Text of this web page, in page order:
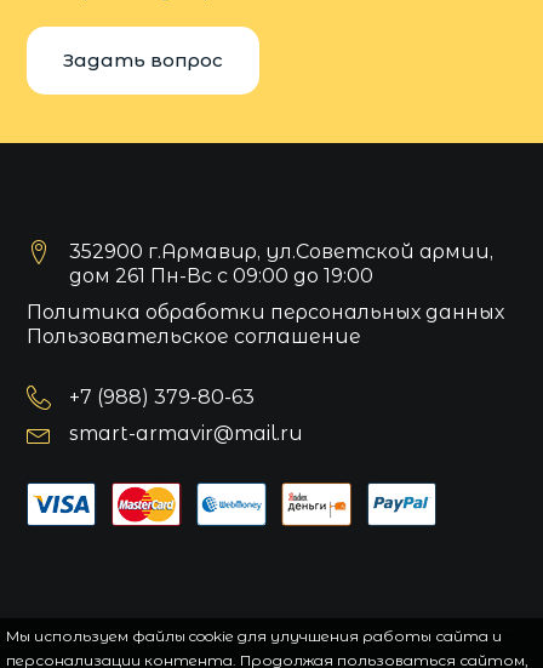
Задать вопрос
352900 г.Армавир, ул.Советской армии,
дом 261 Пн-Вс с 09:00 до 19:00
Политика обработки персональных данных
Пользовательское соглашение
+7 (988) 379-80-63
smart-armavir@mail.ru
Мы используем файлы cookie для улучшения работы сайта и
персонализации контента. Продолжая пользоваться сайтом,